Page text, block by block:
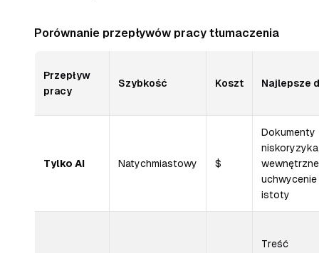
Porównanie przepływów pracy tłumaczenia
Przepływ
pracy
Szybkość Koszt Najlepsze
Tylko AI Natychmiastowy $
Dokumenty
uchwycenie
istoty
Treść